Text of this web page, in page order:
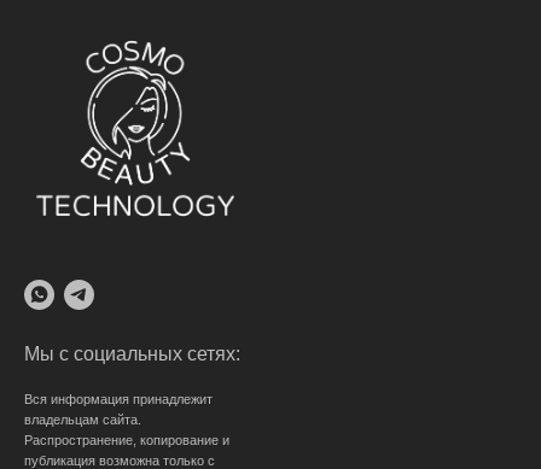
Мы с социальных сетях:
Вся информация принадлежит
владельцам сайта.
Распространение, копирование и
публикация возможна только с